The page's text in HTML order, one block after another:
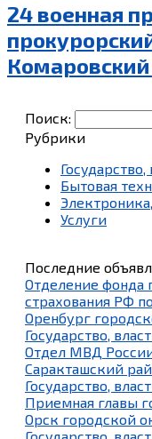
24 военная
Комаровский
Поиск:
Рубрики
Бытовая
Услуги
Последние
Отделение фонда
страхования РФ
Оренбург
Государство,
Отдел МВД
Саракташский
Государство,
Приемная главы
Орск городской